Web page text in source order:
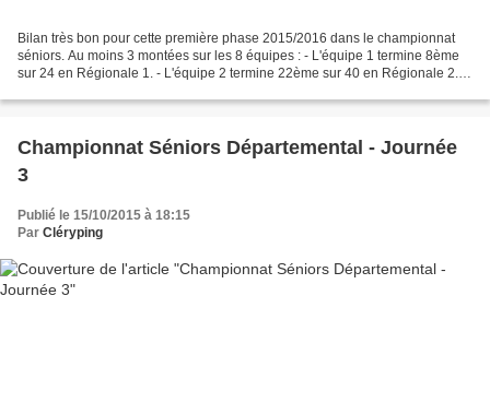
Bilan très bon pour cette première phase 2015/2016 dans le championnat
séniors. Au moins 3 montées sur les 8 équipes : - L'équipe 1 termine 8ème
sur 24 en Régionale 1. - L'équipe 2 termine 22ème sur 40 en Régionale 2. -
Championnat Séniors Départemental - Journée
3
Publié le 15/10/2015 à 18:15
Par Cléryping